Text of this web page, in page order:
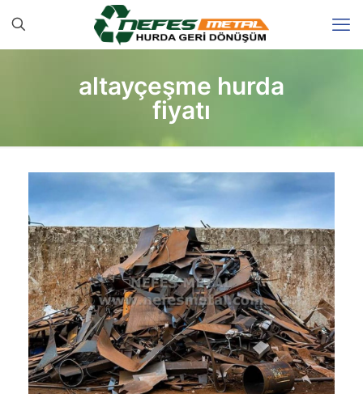
altayçeşme hurda
fiyatı